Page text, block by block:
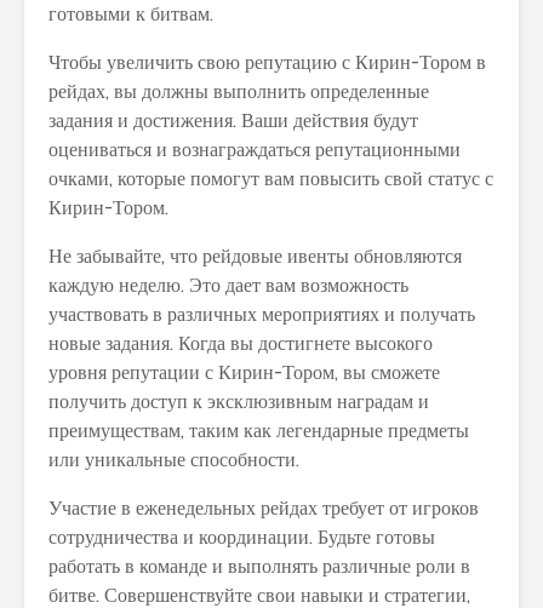
готовыми к битвам.
Чтобы увеличить свою репутацию с Кирин-Тором в
рейдах, вы должны выполнить определенные
задания и достижения. Ваши действия будут
оцениваться и вознаграждаться репутационными
очками, которые помогут вам повысить свой статус с
Кирин-Тором.
Не забывайте, что рейдовые ивенты обновляются
каждую неделю. Это дает вам возможность
участвовать в различных мероприятиях и получать
новые задания. Когда вы достигнете высокого
уровня репутации с Кирин-Тором, вы сможете
получить доступ к эксклюзивным наградам и
преимуществам, таким как легендарные предметы
или уникальные способности.
Участие в еженедельных рейдах требует от игроков
сотрудничества и координации. Будьте готовы
работать в команде и выполнять различные роли в
битве. Совершенствуйте свои навыки и стратегии,